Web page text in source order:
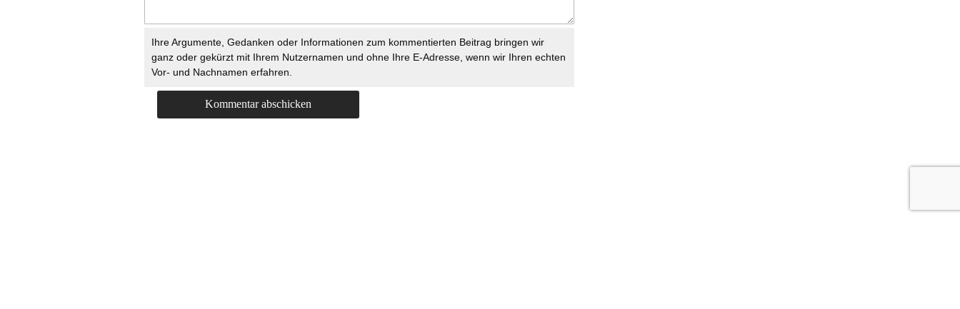
Ihre Argumente, Gedanken oder Informationen zum kommentierten Beitrag bringen wir
ganz oder gekürzt mit Ihrem Nutzernamen und ohne Ihre E-Adresse, wenn wir Ihren echten
Vor- und Nachnamen erfahren.